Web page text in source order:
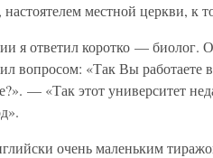
местной церкви, к
я ответил коротко — биолог.
вопросом: «Так Вы работаете
— «Так этот университет
очень маленьким